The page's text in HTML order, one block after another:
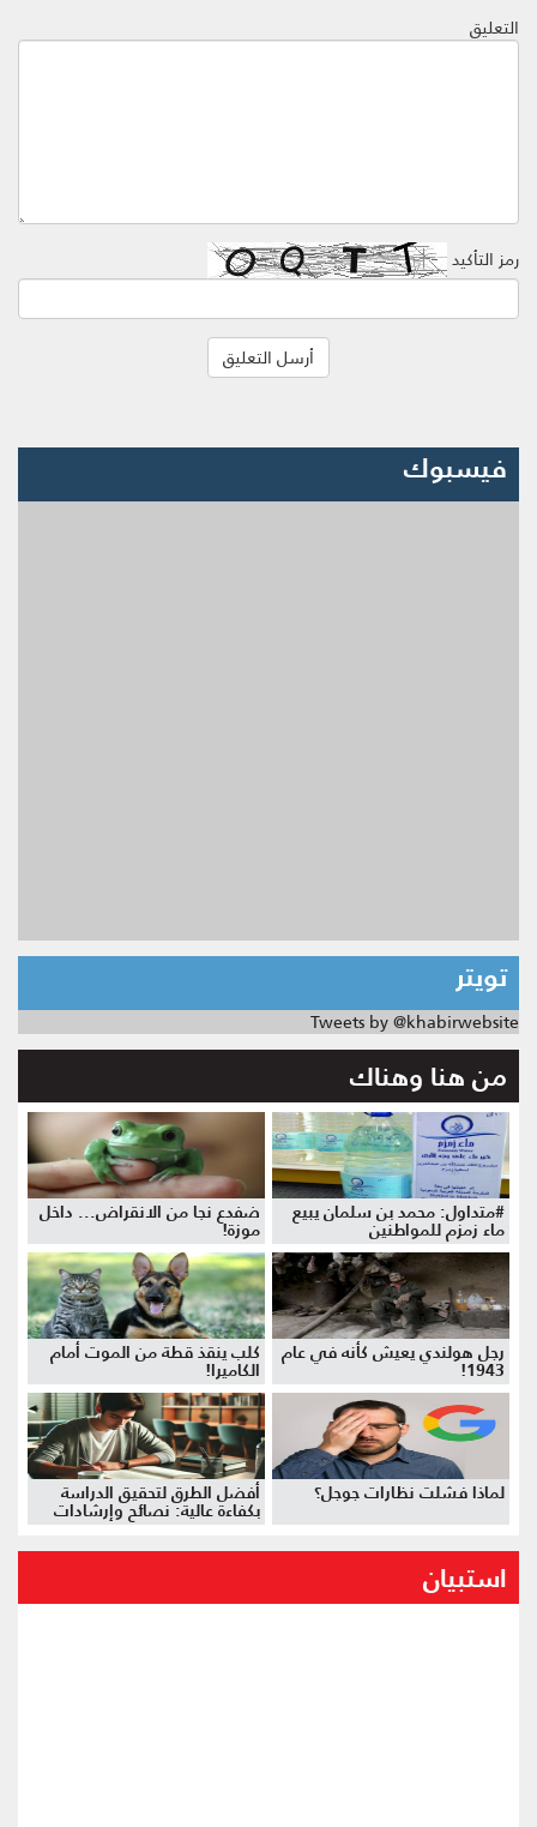
التعليق
رمز التأكيد
فيسبوك
تويتر
Tweets by @khabirwebsite
من هنا وهناك
#متداول: محمد بن سلمان يبيع
ماء زمزم للمواطنين
ضفدع نجا من الانقراض... داخل
موزة!
رجل هولندي يعيش كأنه في عام
1943!
كلب ينقذ قطة من الموت أمام
الكاميرا!
لماذا فشلت نظارات جوجل؟ أفضل الطرق لتحقيق الدراسة
بكفاءة عالية: نصائح وإرشادات
استبيان